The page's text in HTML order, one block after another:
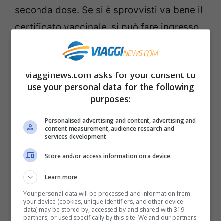
seconda dose. Se si è sprovvisti va bene il
certificato vaccinale, si può fare ingresso
nel Paese però solo dopo 14 giorni dal
completamento del ciclo; un test PCR
negativo effettuato nelle 72 ore precedenti
oppure un test antigenico fatto nelle 48
avvenuta guarigione dal Covid valido 180
Oltre questo è necessariocompilare il PLF
un modulo online, senza il quale viene
rifiutato l’ingresso.
viagginews.com asks for your consent to
use your personal data for the following
purposes:
Personalised advertising and content, advertising and
content measurement, audience research and
services development
Store and/or access information on a device
Learn more
Your personal data will be processed and information from
your device (cookies, unique identifiers, and other device
data) may be stored by, accessed by and shared with 319
partners, or used specifically by this site. We and our partners